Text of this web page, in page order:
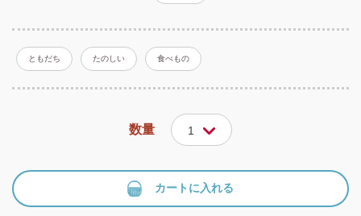
ともだち たのしい 食べもの
数量 1
カートに入れる